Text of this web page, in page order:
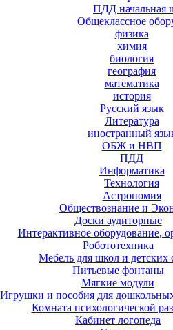
ПДД начальная
Общеклассное
физика
химия
биология
география
математика
история
Русский язык
Литература
иностранный
ОБЖ и НВП
ПДД
Информатика
Технология
Астрономия
Обществознание и
Доски аудиторные
Интерактивное оборудование,
Робототехника
Мебель для школ и детских
Питьевые фонтаны
Мягкие модули
Игрушки и пособия для
Комната психологической
Кабинет логопеда